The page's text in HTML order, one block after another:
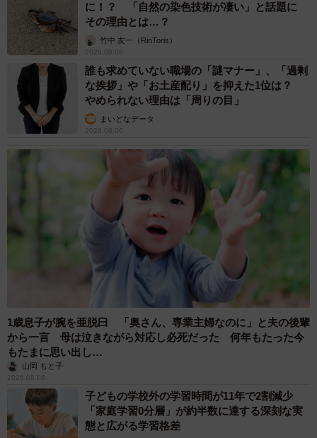
に！？ 「自然の染色技術が凄い」と話題に
その理由とは…？
竹中 友一（RinToris）
2026.08.06
誰も求めていない職場の「謎マナー」、「過剰
な挨拶」や「お土産配り」を抑えた1位は？
やめられない理由は「周りの目」
まいどなデータ
2026.08.06
1歳息子が腕を亜脱臼 「奥さん、専業主婦なのに」と夫の後輩
から一言 母は泣きながら対応し必死だった 何年もたった今
もたまに思い出し…
山岡 もと子
2026.08.06
子どもの学校外の学習時間が11年で2割減少
「家庭学習0分層」が約半数に達する深刻な実
態と広がる学習格差